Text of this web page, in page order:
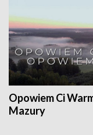
Opowiem Ci
Mazury